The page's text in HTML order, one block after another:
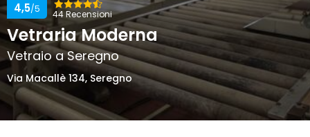
44 Recensioni
4,5/5
Vetraria Moderna
Vetraio a Seregno
Via Macallè 134, Seregno